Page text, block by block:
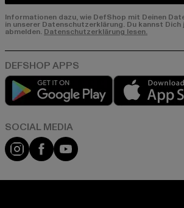
Informationen dazu, wie DefShop mit Deinen
in unserer Datenschutzerklärung. Du kannst
abmelden. Datenschutzerklärung lesen.
Play market
Instagram
FacebookYouTube